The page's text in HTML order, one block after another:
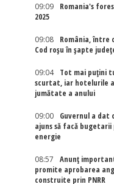
09:09
Romania's
2025
09:08
România, între
Cod roșu în șapte
09:04
Tot mai puțini
scurtat, iar hotelurile
jumătate a anului
09:00
Guvernul a dat
ajuns să facă
energie
08:57
Anunț
promite aprobarea
construite prin PNRR